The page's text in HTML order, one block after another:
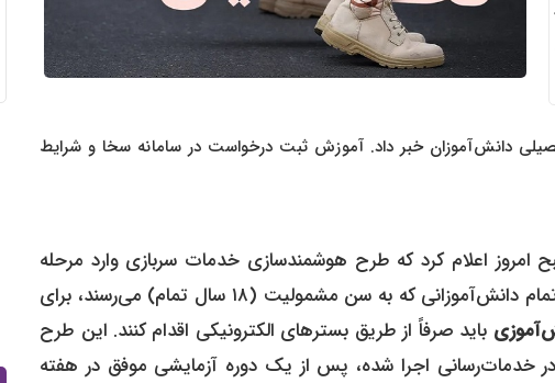
دانش‌آموزان خبر داد. آموزش ثبت درخواست در سامانه سخا و شرایط
اعلام کرد که طرح هوشمندسازی خدمات سربازی وارد مرحله
جدیدی شده است. بر اساس ابلاغیه جدید، از آذرماه سال جاری، تمام دانش‌آموزانی که به سن مشمولیت (۱۸ سال تمام) می‌رسند، برای
باید صرفاً از طریق بسترهای الکترونیکی اقدام کنند. این طرح
خدمات‌رسانی اجرا شده، پس از یک دوره آزمایشی موفق در هفته